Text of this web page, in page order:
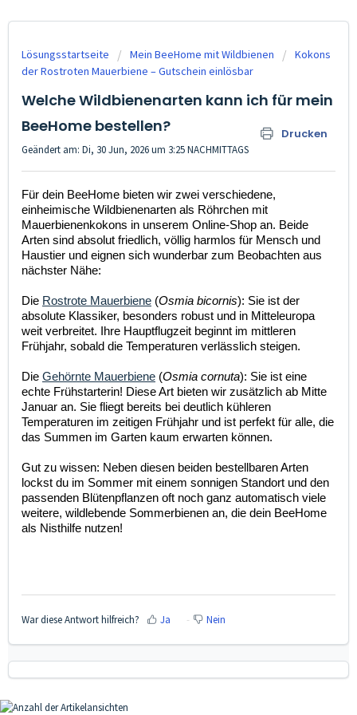
Lösungsstartseite Mein BeeHome mit Wildbienen
Kokons
der Rostroten Mauerbiene – Gutschein einlösbar
Welche Wildbienenarten kann ich für mein
BeeHome bestellen?
Drucken
Geändert am: Di, 30 Jun, 2026 um 3:25 NACHMITTAGS
Für dein BeeHome bieten wir zwei verschiedene,
einheimische Wildbienenarten als Röhrchen mit
Mauerbienenkokons in unserem Online-Shop an. Beide
Arten sind absolut friedlich, völlig harmlos für Mensch und
Haustier und eignen sich wunderbar zum Beobachten aus
nächster Nähe:
Die Rostrote Mauerbiene (Osmia bicornis): Sie ist der
absolute Klassiker, besonders robust und in Mitteleuropa
weit verbreitet. Ihre Hauptflugzeit beginnt im mittleren
Frühjahr, sobald die Temperaturen verlässlich steigen.
Die Gehörnte Mauerbiene (Osmia cornuta): Sie ist eine
echte Frühstarterin! Diese Art bieten wir zusätzlich ab Mitte
Januar an. Sie fliegt bereits bei deutlich kühleren
Temperaturen im zeitigen Frühjahr und ist perfekt für alle, die
das Summen im Garten kaum erwarten können.
Gut zu wissen: Neben diesen beiden bestellbaren Arten
lockst du im Sommer mit einem sonnigen Standort und den
passenden Blütenpflanzen oft noch ganz automatisch viele
weitere, wildlebende Sommerbienen an, die dein BeeHome
als Nisthilfe nutzen!
War diese Antwort hilfreich? Ja Nein